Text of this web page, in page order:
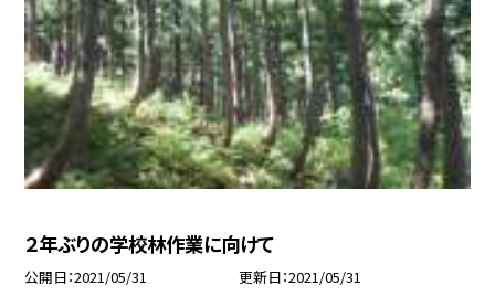
２年ぶりの学校林作業に向けて
公開日 2021/05/31 更新日 2021/05/31